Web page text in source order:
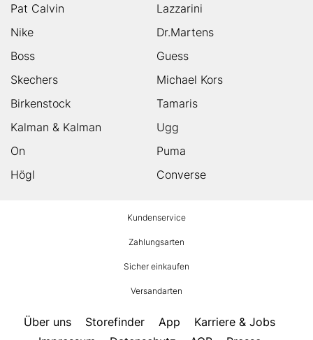
Pat Calvin
Lazzarini
Nike
Dr.Martens
Boss
Guess
Skechers
Michael Kors
Birkenstock
Tamaris
Kalman & Kalman
Ugg
On
Puma
Högl
Converse
Kundenservice
Zahlungsarten
Sicher einkaufen
Versandarten
Über uns Storefinder App
Karriere & Jobs